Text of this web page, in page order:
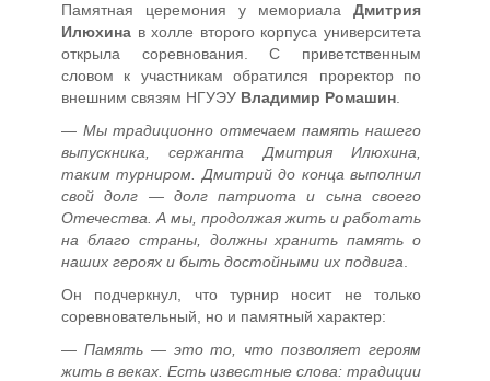
Памятная церемония у мемориала Дмитрия
Илюхина в холле второго корпуса университета
открыла соревнования. С приветственным
словом к участникам обратился проректор по
внешним связям НГУЭУ Владимир Ромашин
— Мы традиционно отмечаем память нашего
выпускника, сержанта Дмитрия Илюхина,
таким турниром. Дмитрий до конца выполнил
свой долг — долг патриота и сына своего
Отечества. А мы, продолжая жить и работать
на благо страны, должны хранить память о
наших героях и быть достойными их подвига
Он подчеркнул, что турнир носит не только
соревновательный, но и памятный характер:
— Память — это то, что позволяет героям
жить в веках. Есть известные слова: традиции